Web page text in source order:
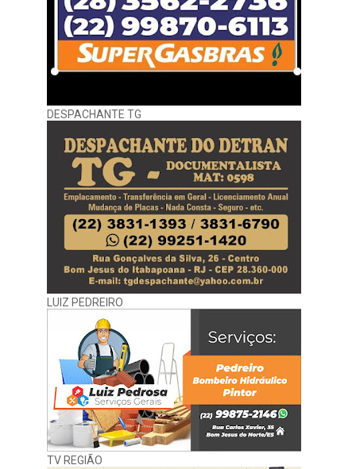
DESPACHANTE TG
LUIZ PEDREIRO
TV REGIÃO